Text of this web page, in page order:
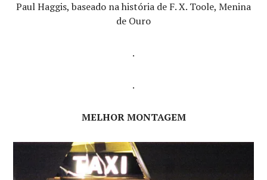
Paul Haggis, baseado na história de F. X. Toole, Menina
de Ouro
.
.
MELHOR MONTAGEM